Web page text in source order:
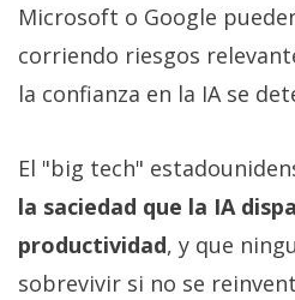
Microsoft o Google
corriendo riesgos
la confianza en la IA se
El "big tech"
la saciedad que la IA
productividad, y que
sobrevivir si no se